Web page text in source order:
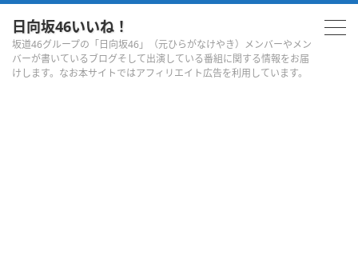
日向坂46いいね！
坂道46グループの「日向坂46」（元ひらがなけやき）メンバーやメン
バーが書いているブログそして出演している番組に関する情報をお届
けします。なお本サイトではアフィリエイト広告を利用しています。